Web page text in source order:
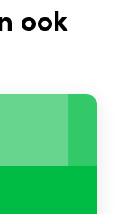
ook